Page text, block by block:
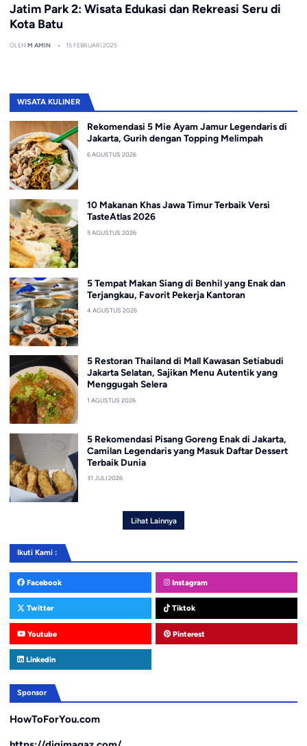
Jatim Park 2: Wisata Edukasi dan Rekreasi Seru di
Kota Batu
OLEH M AMIN 15 FEBRUARI 2025
WISATA KULINER
Rekomendasi 5 Mie Ayam Jamur Legendaris di
Jakarta, Gurih dengan Topping Melimpah
6 AGUSTUS 2026
10 Makanan Khas Jawa Timur Terbaik Versi
TasteAtlas 2026
5 AGUSTUS 2026
5 Tempat Makan Siang di Benhil yang Enak dan
Terjangkau, Favorit Pekerja Kantoran
4 AGUSTUS 2026
5 Restoran Thailand di Mall Kawasan Setiabudi
Jakarta Selatan, Sajikan Menu Autentik yang
Menggugah Selera
1 AGUSTUS 2026
5 Rekomendasi Pisang Goreng Enak di Jakarta,
Camilan Legendaris yang Masuk Daftar Dessert
Terbaik Dunia
31 JULI 2026
Lihat Lainnya
Ikuti Kami :
Facebook Instagram
Twitter Tiktok
Youtube Pinterest
Linkedin
Sponsor
HowToForYou.com